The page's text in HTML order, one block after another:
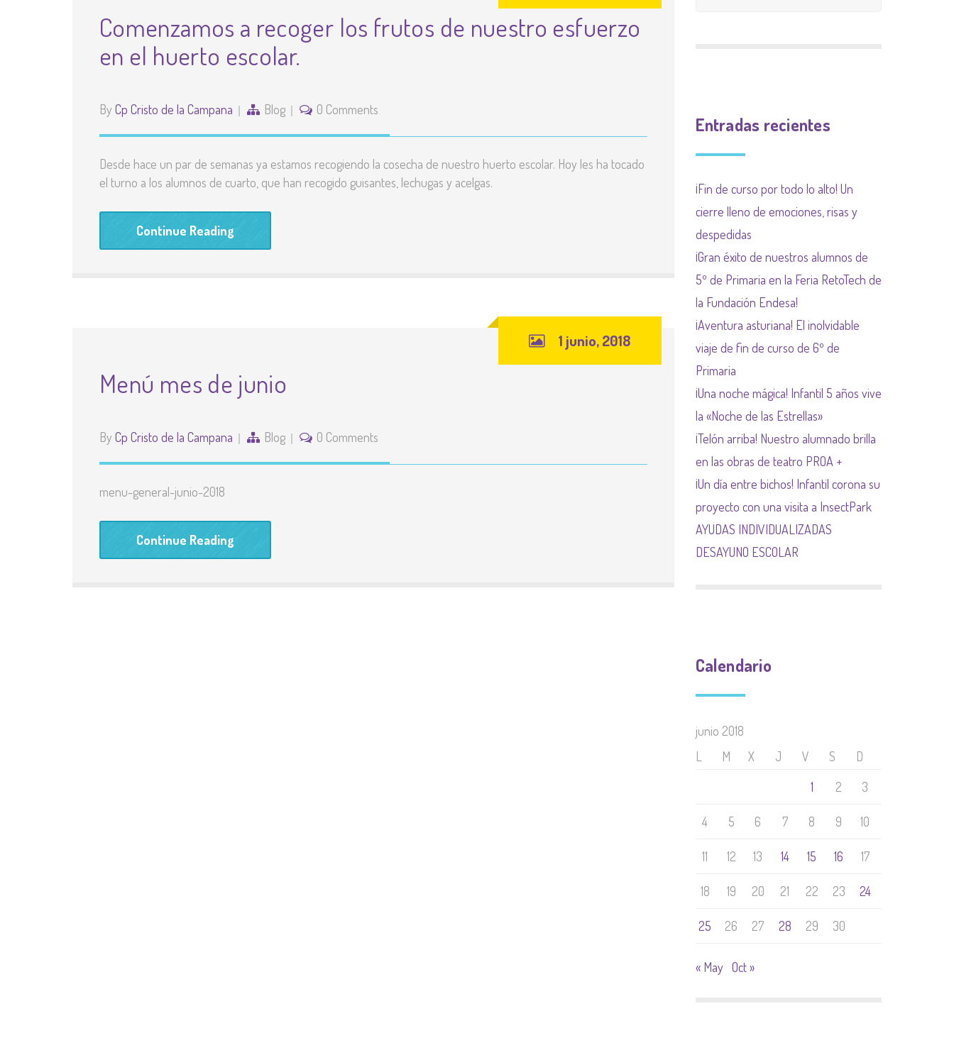
Enlaces
Actividades
educativos
de funcionamiento de
Listado y precio de
CALIFICACIÓN
DE CENTRO
PLAN DEL COMEDOR
Plan Regional contra las
drogas de la
Comunidad de Madrid
Comenzamos a recoger los frutos de nuestro esfuerzo
en el huerto escolar.
By Cp Cristo de la Campana Blog 0 Comments
Desde hace un par de semanas ya estamos recogiendo la cosecha de nuestro huerto escolar. Hoy les ha tocado
el turno a los alumnos de cuarto, que han recogido guisantes, lechugas y acelgas.
Continue Reading
1 junio, 2018
Menú mes de junio
By Cp Cristo de la Campana Blog 0 Comments
menu-general-junio-2018
Continue Reading
Entradas recientes
¡Fin de curso por todo lo alto! Un
cierre lleno de emociones, risas y
despedidas
¡Gran éxito de nuestros alumnos de
5º de Primaria en la Feria RetoTech de
la Fundación Endesa!
¡Aventura asturiana! El inolvidable
viaje de fin de curso de 6º de
Primaria
¡Una noche mágica! Infantil 5 años vive
la «Noche de las Estrellas»
¡Telón arriba! Nuestro alumnado brilla
en las obras de teatro PROA +
¡Un día entre bichos! Infantil corona su
proyecto con una visita a InsectPark
AYUDAS INDIVIDUALIZADAS
DESAYUNO ESCOLAR
Calendario
junio 2018
L
M X J V S
D
1
2 3
4 5 6 7 8 9 10
11 12 13 14 15 16 17
18 19 20 21 22 23 24
25 26 27 28 29 30
« May Oct »